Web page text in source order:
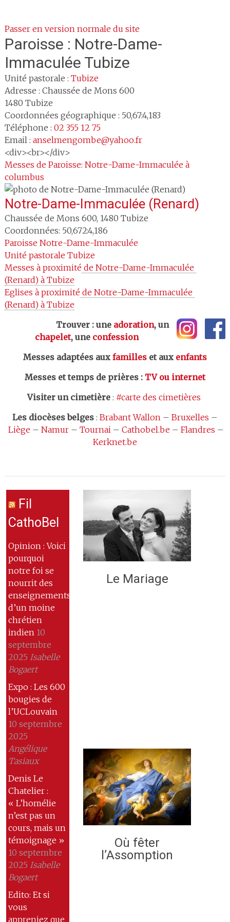
Passer en version normale du site
Paroisse : Notre-Dame-
Immaculée Tubize
Unité pastorale : Tubize
Adresse : Chaussée de Mons 600
1480 Tubize
Coordonnées géographique : 50,67:4,183
Téléphone : 02 355 12 75
Email : anselmengombe@yahoo.fr
<div><br></div>
Messes de Paroisse: Notre-Dame-Immaculée à
columbus
Notre-Dame-Immaculée (Renard)
Chaussée de Mons 600, 1480 Tubize
Coordonnées: 50,672:4,186
Paroisse Notre-Dame-Immaculée
Unité pastorale Tubize
Messes à proximité de Notre-Dame-Immaculée
(Renard) à Tubize
Eglises à proximité de Notre-Dame-Immaculée
(Renard) à Tubize
Trouver : une adoration, un
chapelet, une confession
Messes adaptées aux familleset aux enfants
Messes et temps de prières: TV ou internet
Visiter un cimetière: #carte des cimetières
Les diocèses belges: Brabant Wallon– Bruxelles –
Liège – Namur– Tournai– Cathobel.be – Flandres –
Kerknet.be
Fil
CathoBel
Opinion : Voici
pourquoi
notre foi se
nourrit des
enseignements
d’un moine
chrétien
indien 10
septembre
2025 Isabelle
Bogaert
Expo : Les 600
bougies de
l’UCLouvain
10 septembre
2025
Angélique
Tasiaux
Denis Le
Chatelier :
« L’homélie
n’est pas un
cours, mais un
témoignage »
10 septembre
2025 Isabelle
Bogaert
Edito: Et si
vous
appreniez que
Le Mariage
Où fêter
l’Assomption